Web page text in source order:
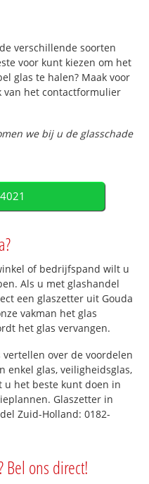
verschillende soorten
voor kunt kiezen om het
glas te halen? Maak voor
het contactformulier
we bij u de glasschade
of bedrijfspand wilt u
Als u met glashandel
een glaszetter uit Gouda
vakman het glas
het glas vervangen.
over de voordelen
enkel glas, veiligheidsglas,
u het beste kunt doen in
Glaszetter in
Zuid-Holland: 0182-
Bel ons direct!